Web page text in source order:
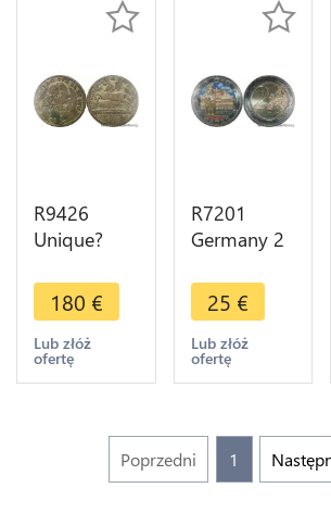
R9426
Unique?
Brunswick
Wolfenbuttel
2/3 Taler
Karl I 1764
180 €
Lub złóż
ofertę
R7201
Germany 2
of Bremen
2010
Colorful
UNC ->
25 €
Lub złóż
ofertę
Poprzedni 1